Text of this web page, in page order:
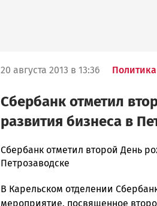
20 августа 2013 в 13:36 Политика
Сбербанк отметил
развития бизнеса в
admintimur
Новости
и
Карелии
Сбербанк отметил второй День
Петрозаводске
В Карельском отделении
мероприятие, посвященное